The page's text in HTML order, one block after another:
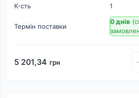
К-cть
1
Термін поставки
0 днів
5 201,34 грн